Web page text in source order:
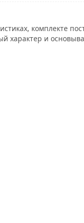
комплекте
характер и